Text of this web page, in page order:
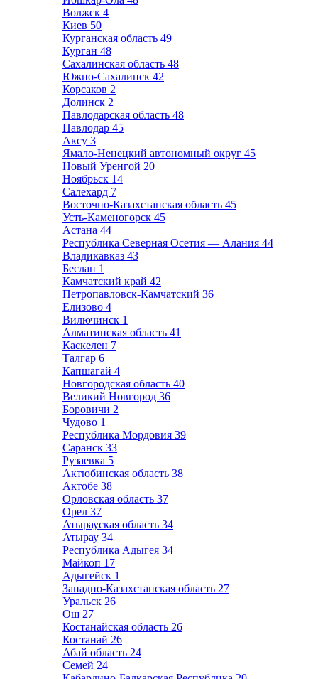
Волжск 4
Киев 50
Курганская область 49
Курган 48
Сахалинская область 48
Южно-Сахалинск 42
Корсаков 2
Долинск 2
Павлодарская область 48
Павлодар 45
Аксу 3
Ямало-Ненецкий автономный округ 45
Новый Уренгой 20
Ноябрьск 14
Салехард 7
Восточно-Казахстанская область 45
Усть-Каменогорск 45
Астана 44
Республика Северная Осетия — Алания 44
Владикавказ 43
Беслан 1
Камчатский край 42
Петропавловск-Камчатский 36
Елизово 4
Вилючинск 1
Алматинская область 41
Каскелен 7
Талгар 6
Капшагай 4
Новгородская область 40
Великий Новгород 36
Боровичи 2
Чудово 1
Республика Мордовия 39
Саранск 33
Рузаевка 5
Актюбинская область 38
Актобе 38
Орловская область 37
Орел 37
Атырауская область 34
Атырау 34
Республика Адыгея 34
Майкоп 17
Адыгейск 1
Западно-Казахстанская область 27
Уральск 26
Ош 27
Костанайская область 26
Костанай 26
Абай область 24
Семей 24